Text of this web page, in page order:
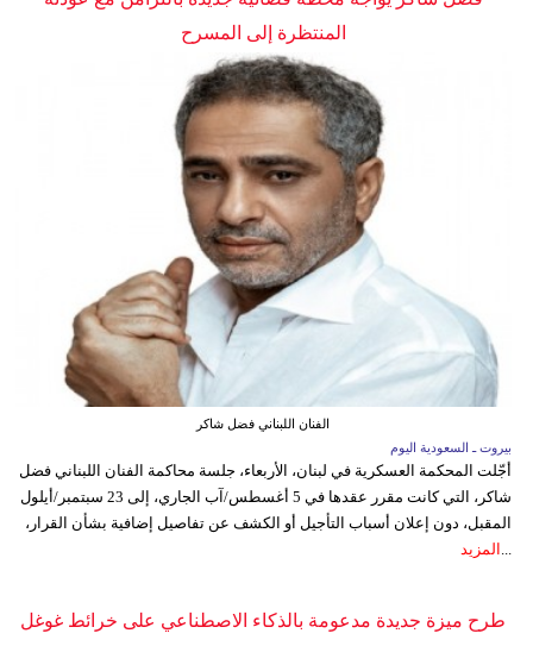
المنتظرة إلى المسرح
الفنان اللبناني فضل شاكر
بيروت ـ السعودية اليوم
أجّلت المحكمة العسكرية في لبنان، الأربعاء، جلسة محاكمة الفنان اللبناني فضل
شاكر، التي كانت مقرر عقدها في 5 أغسطس/آب الجاري، إلى 23 سبتمبر/أيلول
المقبل، دون إعلان أسباب التأجيل أو الكشف عن تفاصيل إضافية بشأن القرار،
المزيد
طرح ميزة جديدة مدعومة بالذكاء الاصطناعي على خرائط غوغل